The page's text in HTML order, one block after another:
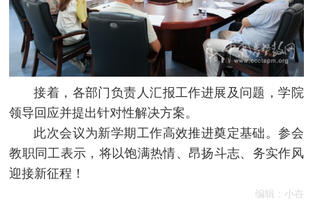
接着，各部门负责人汇报工作进展及问题，学院
领导回应并提出针对性解决方案。
此次会议为新学期工作高效推进奠定基础。参会
教职同工表示，将以饱满热情、昂扬斗志、务实作风
迎接新征程！
编辑：小卋